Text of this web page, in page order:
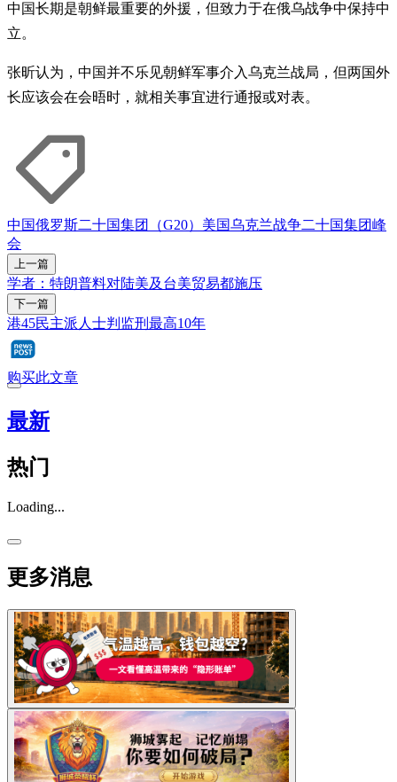
中国长期是朝鲜最重要的外援，但致力于在俄乌战争中保持中
立。
张昕认为，中国并不乐见朝鲜军事介入乌克兰战局，但两国外
长应该会在会晤时，就相关事宜进行通报或对表。
中国俄罗斯二十国集团（G20） 美国乌克兰战争二十国集团峰
会
上一篇
学者：特朗普料对陆美及台美贸易都施压
下一篇
港45民主派人士判监刑最高10年
购买此文章
最新
热门
Loading...
更多消息